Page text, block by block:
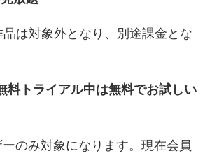
は対象外となり、別途課金とな
料トライアル中は無料でお試しい
のみ対象になります。現在会員